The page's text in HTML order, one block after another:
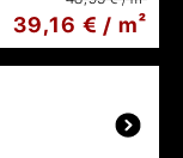
39,16 € / m²